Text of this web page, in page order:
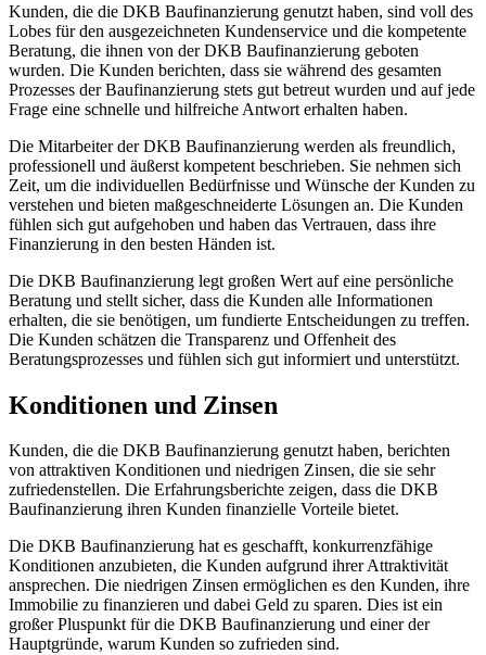
Kunden, die die DKB Baufinanzierung genutzt haben, sind voll des
Lobes für den ausgezeichneten Kundenservice und die kompetente
Beratung, die ihnen von der DKB Baufinanzierung geboten
wurden. Die Kunden berichten, dass sie während des gesamten
Prozesses der Baufinanzierung stets gut betreut wurden und auf jede
Frage eine schnelle und hilfreiche Antwort erhalten haben.
Die Mitarbeiter der DKB Baufinanzierung werden als freundlich,
professionell und äußerst kompetent beschrieben. Sie nehmen sich
Zeit, um die individuellen Bedürfnisse und Wünsche der Kunden zu
verstehen und bieten maßgeschneiderte Lösungen an. Die Kunden
fühlen sich gut aufgehoben und haben das Vertrauen, dass ihre
Finanzierung in den besten Händen ist.
Die DKB Baufinanzierung legt großen Wert auf eine persönliche
Beratung und stellt sicher, dass die Kunden alle Informationen
erhalten, die sie benötigen, um fundierte Entscheidungen zu treffen.
Die Kunden schätzen die Transparenz und Offenheit des
Beratungsprozesses und fühlen sich gut informiert und unterstützt.
Konditionen und Zinsen
Kunden, die die DKB Baufinanzierung genutzt haben, berichten
von attraktiven Konditionen und niedrigen Zinsen, die sie sehr
zufriedenstellen. Die Erfahrungsberichte zeigen, dass die DKB
Baufinanzierung ihren Kunden finanzielle Vorteile bietet.
Die DKB Baufinanzierung hat es geschafft, konkurrenzfähige
Konditionen anzubieten, die Kunden aufgrund ihrer Attraktivität
ansprechen. Die niedrigen Zinsen ermöglichen es den Kunden, ihre
Immobilie zu finanzieren und dabei Geld zu sparen. Dies ist ein
großer Pluspunkt für die DKB Baufinanzierung und einer der
Hauptgründe, warum Kunden so zufrieden sind.